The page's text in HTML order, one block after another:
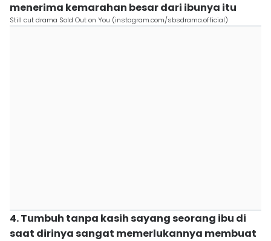
menerima kemarahan besar dari ibunya itu
Still cut drama Sold Out on You (instagram.com/sbsdrama.official)
4. Tumbuh tanpa kasih sayang seorang ibu di
saat dirinya sangat memerlukannya membuat